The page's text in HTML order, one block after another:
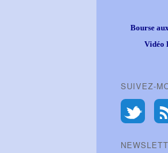
Bourse
Vidéo
SUIVEZ-